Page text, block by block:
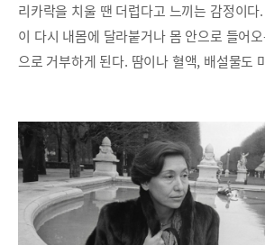
리카락을 치울 땐 더럽다고 느끼는 감정이
이 다시 내몸에 달라붙거나 몸 안으로 들어
으로 거부하게 된다. 땀이나 혈액, 배설물도